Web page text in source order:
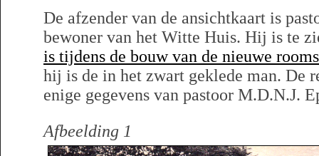
De afzender van de ansichtkaart is
bewoner van het Witte Huis. Hij is te
is tijdens de bouw van de nieuwe
hij is de in het zwart geklede man. De
enige gegevens van pastoor M.D.N.J.
Afbeelding 1